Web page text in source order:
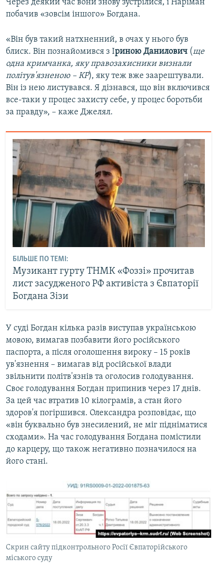
Через деякий час вони знову зустрілися, і Наріман
побачив «зовсім іншого» Богдана.
«Він був такий натхненний, в очах у нього був
блиск. Він познайомився з Іриною Данилович (ще
одна кримчанка, яку правозахисники визнали
політув'язненою – КР), яку теж вже заарештували.
Він із нею листувався. Я дізнався, що він включився
все-таки у процес захисту себе, у процес боротьби
за правду», – каже Джелял.
БІЛЬШЕ ПО ТЕМІ:
Музикант гурту ТНМК «Фоззі» прочитав
лист засудженого РФ активіста з Євпаторії
Богдана Зізи
У суді Богдан кілька разів виступав українською
мовою, вимагав позбавити його російського
паспорта, а після оголошення вироку – 15 років
ув'язнення – вимагав від російської влади
звільнити політв'язнів та оголосив голодування.
Своє голодування Богдан припинив через 17 днів.
За цей час втратив 10 кілограмів, а стан його
здоров'я погіршився. Олександра розповідає, що
«він буквально був знесилений, не міг підніматися
сходами». На час голодування Богдана помістили
до карцеру, що також негативно позначилося на
його стані.
Скрин сайту підконтрольного Росії Євпаторійського
міського суду